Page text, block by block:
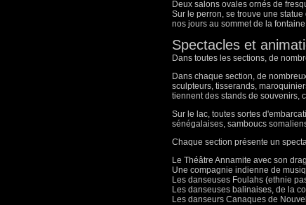
Deux salons ovales ornés de
Sur le perron, se trouve une
nos jours au sommet de la
Spectacles et
Dans toutes les sections, de
Dans chaque section, de
sculpteurs, tisserands,
tiennent des stands de souvenirs,
Sur le lac, toutes sortes
sénégalaises, samboucs
Chaque section présente un
Le Théâtre Annamite avec son
Une compagnie indienne de
Les danseuses Foulahs (ethnie
Les danseuses balinaises, de la
Les danseurs Canaques de